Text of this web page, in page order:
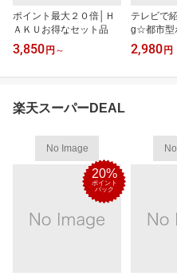
ポイント最大２０倍│Ｈ
ＡＫＵお得なセット品
3,850 円 ～
テレビで
g☆都市型
2,980 円
楽天スーパーDEAL
No Image
20%
ポイント
バック